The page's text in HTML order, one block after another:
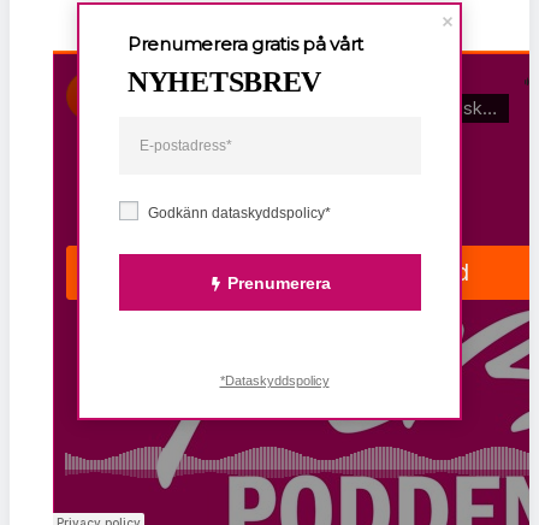
Godkänn dataskyddspolicy*
Prenumerera
Prenumerera gratis på vårt
NYHETSBREV
*Dataskyddspolicy